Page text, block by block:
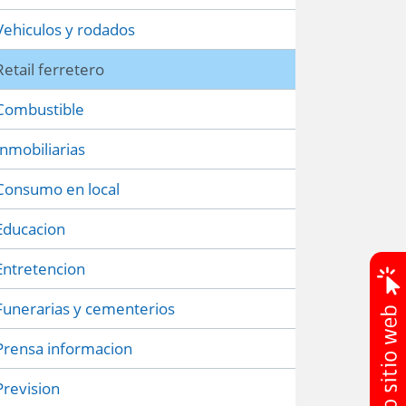
y rodados
ferretero
en local
y cementerios
informacion